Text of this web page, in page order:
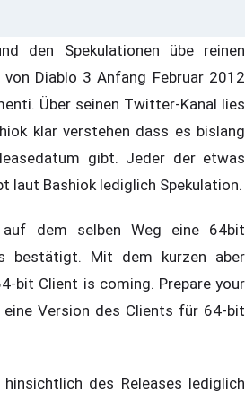
den Spekulationen übe reinen
Diablo 3 Anfang Februar 2012
Über seinen Twitter-Kanal lies
klar verstehen dass es bislang
gibt. Jeder der etwas
laut Bashiok lediglich Spekulation.
dem selben Weg eine 64bit
bestätigt. Mit dem kurzen aber
bit Client is coming. Prepare your
eine Version des Clients für 64-bit
des Releases lediglich